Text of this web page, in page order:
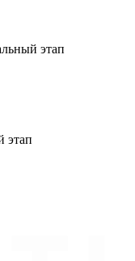
этап
этап